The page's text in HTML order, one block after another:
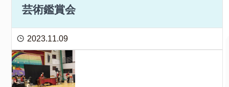
芸術鑑賞会
2023.11.09